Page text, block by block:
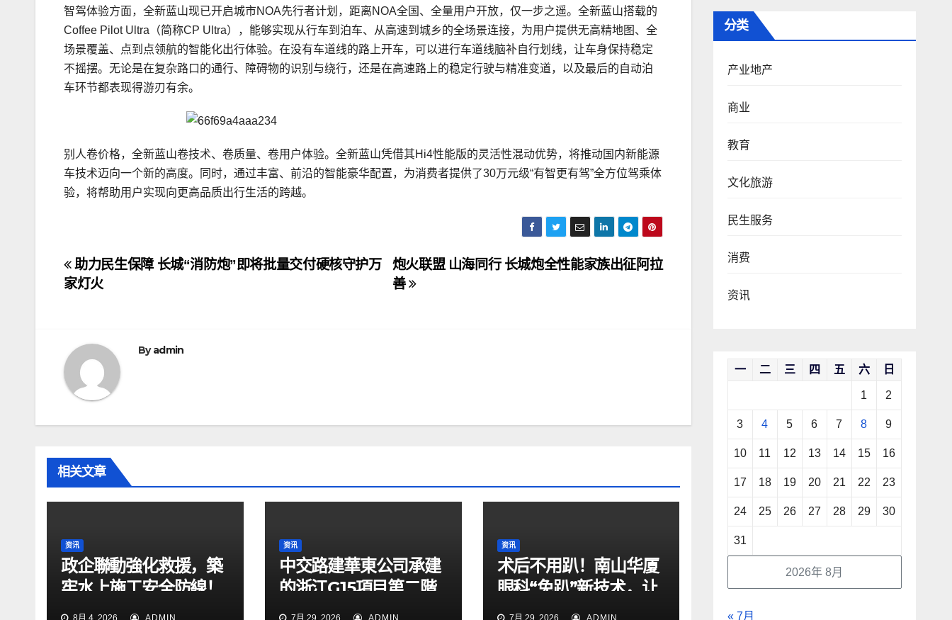
智驾体验方面，全新蓝山现已开启城市NOA先行者计划，距离NOA全国、全量用户开放，仅一步之遥。全新蓝山搭载的
Coffee Pilot Ultra（简称CP Ultra），能够实现从行车到泊车、从高速到城乡的全场景连接，为用户提供无高精地图、全
场景覆盖、点到点领航的智能化出行体验。在没有车道线的路上开车，可以进行车道线脑补自行划线，让车身保持稳定
不摇摆。无论是在复杂路口的通行、障碍物的识别与绕行，还是在高速路上的稳定行驶与精准变道，以及最后的自动泊
车环节都表现得游刃有余。
别人卷价格，全新蓝山卷技术、卷质量、卷用户体验。全新蓝山凭借其Hi4性能版的灵活性混动优势，将推动国内新能源
车技术迈向一个新的高度。同时，通过丰富、前沿的智能豪华配置，为消费者提供了30万元级“有智更有驾”全方位驾乘体
验，将帮助用户实现向更高品质出行生活的跨越。
文
章
航
炮火联盟 山海同行 长城炮全性能家族出征阿拉
善
助力民生保障 长城“消防炮”即将批量交付硬核守护万
家灯火
Byadmin
相关文章
资讯
政企聯動強化救援，築
牢水上施工安全防線！
2026防汛暨水上搜救
资讯
中交路建華東公司承建
的浙江G15項目第二階
段交通導改順利完成
资讯
术后不用趴！南山华厦
眼科“免趴”新技术，让
49岁男子解除失明危机
分类
产业地产
商业
教育
文化旅游
民生服务
消费
资讯
2026年 8月
一 二 三 四 五 六 日
1 2
3 4 5 6 7 8 9
10 11 12 13 14 15 16
17 18 19 20 21 22 23
24 25 26 27 28 29 30
31
« 7月